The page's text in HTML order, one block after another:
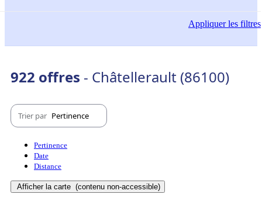
Appliquerles filtres
922 offres - Châtellerault (86100)
Trier par Pertinence
Pertinence
Date
Distance
Afficher la carte (contenu non-accessible)